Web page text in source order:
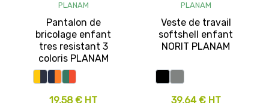
PLANAM
Pantalon de
bricolage enfant
tres resistant 3
coloris PLANAM
19,58 € HT
PLANAM
Veste de travail
softshell enfant
NORIT PLANAM
39,64 € HT